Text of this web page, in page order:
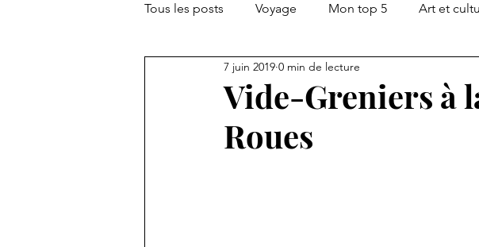
Tous les posts Voyage Mon top 5 Art et
Vide-Greniers à
Roues
7 juin 2019 0 min de lecture